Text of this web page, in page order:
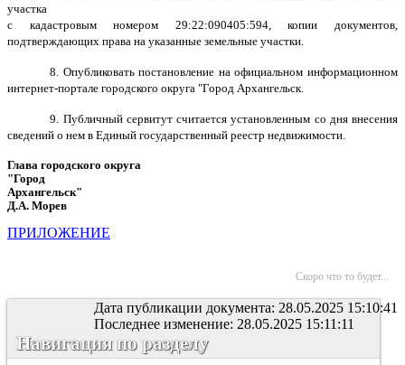
участка
с кадастровым номером 29:22:090405:594, копии документов,
подтверждающих права на указанные земельные участки.
8. Опубликовать постановление на официальном информационном
интернет-портале городского округа "Город Архангельск.
9. Публичный сервитут считается установленным со дня внесения
сведений о нем в Единый государственный реестр недвижимости.
Глава городского округа
"Город
Архангельск"
Д.А. Морев
ПРИЛОЖЕНИЕ
Скоро что то будет...
Дата публикации документа: 28.05.2025 15:10:41
Последнее изменение: 28.05.2025 15:11:11
Навигация по разделу